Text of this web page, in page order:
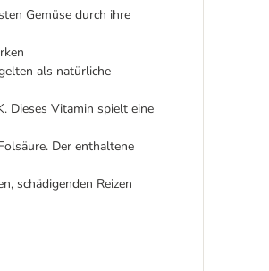
Gemüse durch ihre
als natürliche
Dieses Vitamin spielt eine
Der enthaltene
schädigenden Reizen